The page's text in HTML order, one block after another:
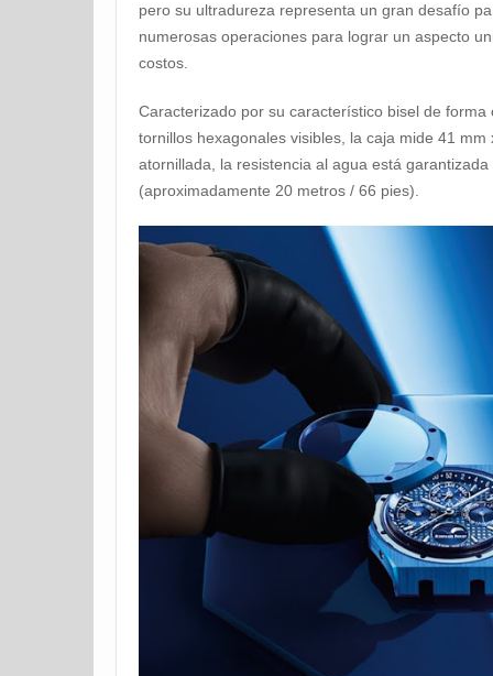
pero su ultradureza representa un gran desafío
numerosas operaciones para lograr un aspecto
costos.
Caracterizado por su característico bisel de
tornillos hexagonales visibles, la caja mide 41
atornillada, la resistencia al agua está
(aproximadamente 20 metros / 66 pies).